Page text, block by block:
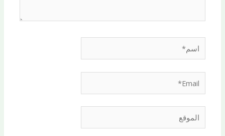
اسم*
الموقع